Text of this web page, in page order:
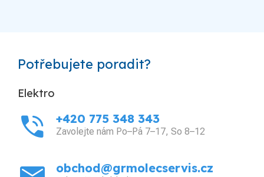
Potřebujete poradit?
Elektro
phone_in_talk +420 775 348 343
Zavolejte nám Po–Pá 7–17, So 8–12
obchod@grmolecservis.cz